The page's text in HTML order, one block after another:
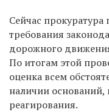
Сейчас
требования
дорожного
По итогам этой
оценка всем
наличии
реагирования.